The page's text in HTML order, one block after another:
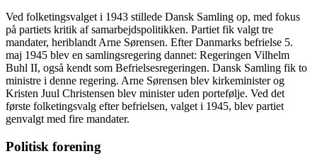
Ved folketingsvalget i 1943 stillede Dansk Samling op, med fokus
på partiets kritik af samarbejdspolitikken. Partiet fik valgt tre
mandater, heriblandt Arne Sørensen. Efter Danmarks befrielse 5.
maj 1945 blev en samlingsregering dannet: Regeringen Vilhelm
Buhl II, også kendt som Befrielsesregeringen. Dansk Samling fik to
ministre i denne regering. Arne Sørensen blev kirkeminister og
Kristen Juul Christensen blev minister uden portefølje. Ved det
første folketingsvalg efter befrielsen, valget i 1945, blev partiet
genvalgt med fire mandater.
Politisk forening